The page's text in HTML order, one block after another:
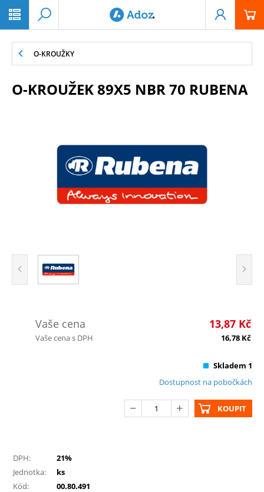
O-KROUŽKY
O-KROUŽEK 89X5 NBR 70 RUBENA
Vaše cena 13,87 Kč
Vaše cena s DPH 16,78 Kč
Skladem 1
Dostupnost na pobočkách
KOUPIT
DPH:
21%
Jednotka:
ks
Kód:
00.80.491